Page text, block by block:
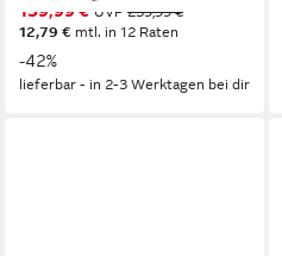
139,99 € UVP 239,99 €
12,79 € mtl. in 12 Raten
-42%
lieferbar - in 2-3 Werktagen bei dir